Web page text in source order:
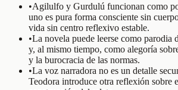
•Agilulfo y Gurdulú funcionan como
uno es pura forma consciente sin
vida sin centro reflexivo estable.
•La novela puede leerse como parodia
y, al mismo tiempo, como alegoría
y la burocracia de las normas.
•La voz narradora no es un detalle
Teodora introduce otra reflexión sobre